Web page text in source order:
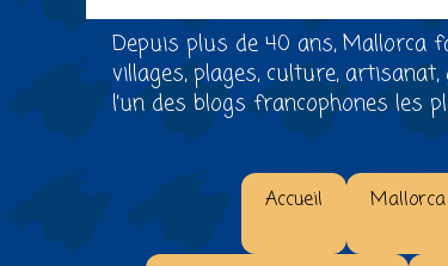
Depuis plus de 40 ans, Mallorca
villages, plages, culture,
l’un des blogs francophones les
Accueil